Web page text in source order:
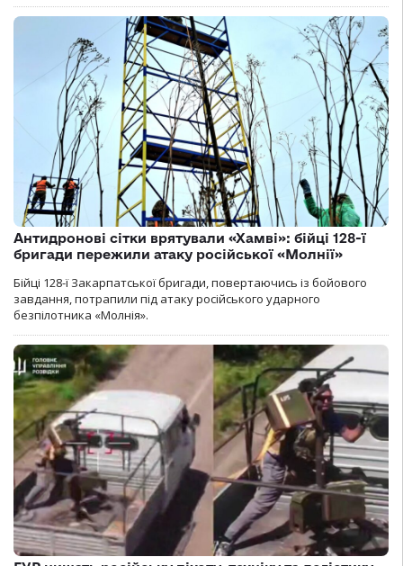
Антидронові сітки врятували «Хамві»: бійці 128-ї
бригади пережили атаку російської «Молнії»
Бійці 128-ї Закарпатської бригади, повертаючись із бойового
завдання, потрапили під атаку російського ударного
безпілотника «Молнія».